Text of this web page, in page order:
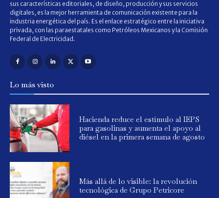
sus características editoriales, de diseño, producción y sus servicios
digitales, es la mejor herramienta de comunicación existente para la
industria energética del país. Es el enlace estratégico entre la iniciativa
privada, con las paraestatales como Petróleos Mexicanos y la Comisión
Federal de Electricidad.
Lo más visto
Hacienda reduce el estímulo al IEPS
para gasolinas y aumenta el apoyo al
diésel en la primera semana de agosto
Más allá de lo visible: la revolución
tecnológica de Grupo Petricore